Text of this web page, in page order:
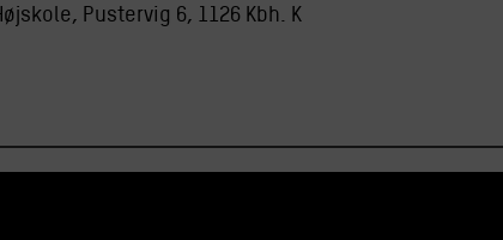
Pustervig 6, 1126 Kbh. K